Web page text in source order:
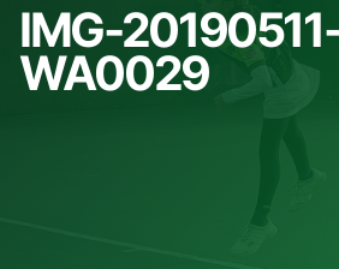
IMG-
WA0029